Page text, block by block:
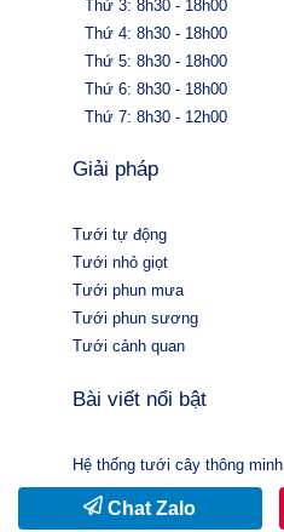
Thứ 3: 8h30 - 18h00
Thứ 4: 8h30 - 18h00
Thứ 5: 8h30 - 18h00
Thứ 6: 8h30 - 18h00
Thứ 7: 8h30 - 12h00
Giải pháp
Tưới tự động
Tưới nhỏ giọt
Tưới phun mưa
Tưới phun sương
Tưới cảnh quan
Bài viết nổi bật
Hệ thống tưới cây thông minh
Cách tưới nước cho lan
Hệ thống tưới nhỏ giọt tự động
Chat Zalo